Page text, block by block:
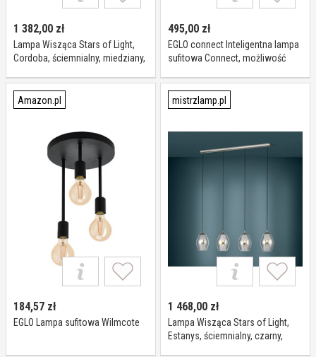
1 382,00 zł
Lampa Wisząca Stars of Light,
Cordoba, ściemnialny, miedziany,
495,00 zł
EGLO connect Inteligentna lampa
sufitowa Connect, możliwość
jadalnia, aluminium, nowoczesny
Amazon.pl
184,57 zł
EGLO Lampa sufitowa Wilmcote
mistrzlamp.pl
1 468,00 zł
Lampa Wisząca Stars of Light,
Estanys, ściemnialny, czarny,